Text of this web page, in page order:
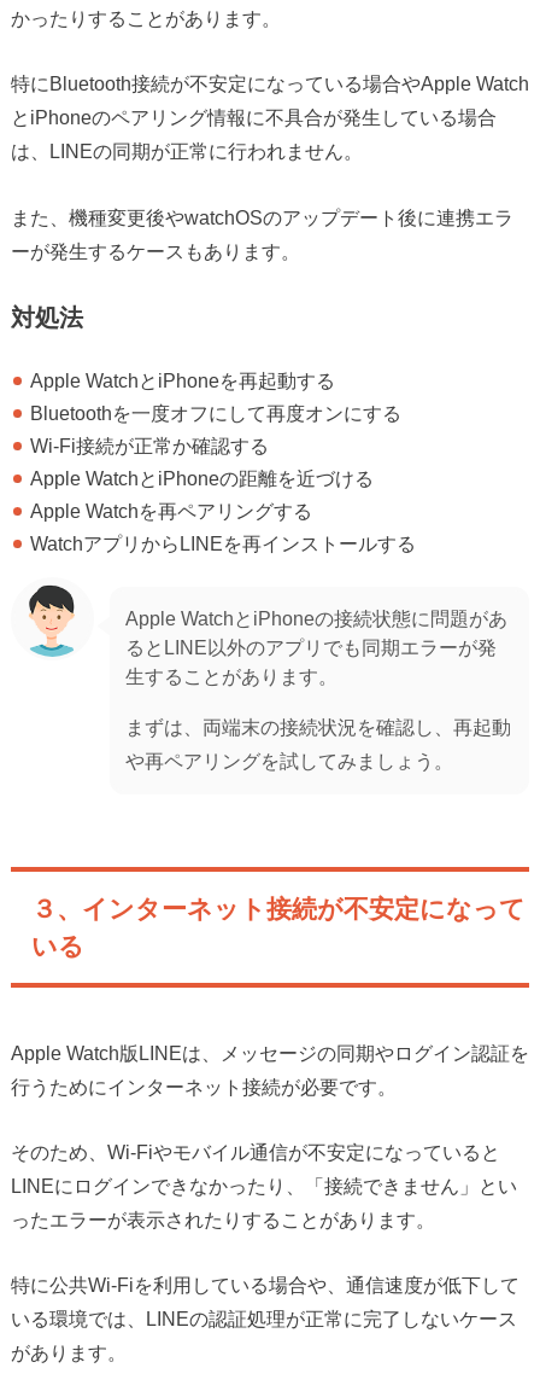
かったりすることがあります。
特にBluetooth接続が不安定になっている場合やApple Watch
とiPhoneのペアリング情報に不具合が発生している場合
は、LINEの同期が正常に行われません。
また、機種変更後やwatchOSのアップデート後に連携エラ
ーが発生するケースもあります。
対処法
Apple WatchとiPhoneを再起動する
Bluetoothを一度オフにして再度オンにする
Wi-Fi接続が正常か確認する
Apple WatchとiPhoneの距離を近づける
Apple Watchを再ペアリングする
WatchアプリからLINEを再インストールする
Apple WatchとiPhoneの接続状態に問題があ
るとLINE以外のアプリでも同期エラーが発
生することがあります。
まずは、両端末の接続状況を確認し、再起動
や再ペアリングを試してみましょう。
３、インターネット接続が不安定になって
いる
Apple Watch版LINEは、メッセージの同期やログイン認証を
行うためにインターネット接続が必要です。
そのため、Wi-Fiやモバイル通信が不安定になっていると
LINEにログインできなかったり、「接続できません」とい
ったエラーが表示されたりすることがあります。
特に公共Wi-Fiを利用している場合や、通信速度が低下して
いる環境では、LINEの認証処理が正常に完了しないケース
があります。